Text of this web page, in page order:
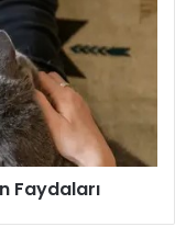
Faydaları